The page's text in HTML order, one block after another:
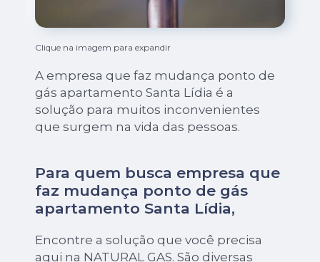
Clique na imagem para expandir
A empresa que faz mudança ponto de
gás apartamento Santa Lídia é a
solução para muitos inconvenientes
que surgem na vida das pessoas.
Para quem busca empresa que
faz mudança ponto de gás
apartamento Santa Lídia,
Encontre a solução que você precisa
aqui na NATURAL GAS. São diversas